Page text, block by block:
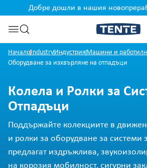
Преминете към търсенето
Добре дошли в нашия
НачалоIndustryИндустрия Машини и
Оборудване за изхвърляне на отпадъци
Колела и Ролки за
Отпадъци
Поддържайте колекциите в
и ролки за оборудване за системи
предлагат издръжлива,
на корозия мобилност, сигурни